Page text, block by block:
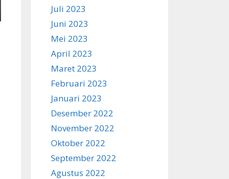
Juli 2023
Juni 2023
Mei 2023
April 2023
Maret 2023
Februari 2023
Januari 2023
Desember 2022
November 2022
Oktober 2022
September 2022
Agustus 2022